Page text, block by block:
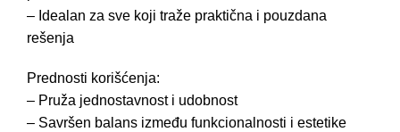
– Idealan za sve koji traže praktična i pouzdana
rešenja
Prednosti korišćenja:
– Pruža jednostavnost i udobnost
– Savršen balans između funkcionalnosti i estetike